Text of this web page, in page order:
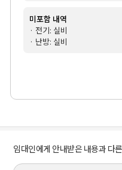
미포함 내역
· 전기: 실비
· 난방: 실비
임대인에게 안내받은 내용과 다